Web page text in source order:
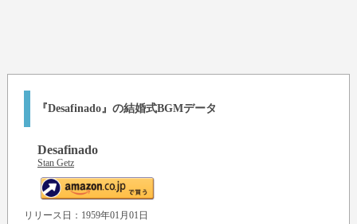
『Desafinado』の結婚式BGMデータ
Desafinado
Stan Getz
リリース日：1959年01月01日